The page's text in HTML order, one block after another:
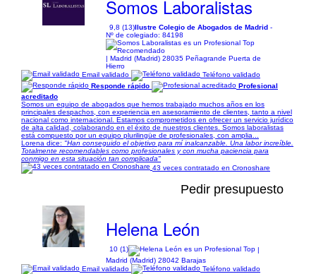
Somos Laboralistas
9,8 (13)Ilustre Colegio de Abogados de Madrid-
Nº de colegiado: 84198
| Madrid (Madrid) 28035 Peñagrande Puerta de
Hierro
Email validado
Teléfono validado
Responde rápido
Profesional
acreditado
Somos un equipo de abogados que hemos trabajado muchos años en los
principales despachos, con experiencia en asesoramiento de clientes, tanto a nivel
nacional como internacional. Estamos comprometidos en ofrecer un servicio jurídico
de alta calidad, colaborando en el éxito de nuestros clientes. Somos laboralistas
está compuesto por un equipo plurilingüe de profesionales, con amplia...
Lorena dice: "Han conseguido el objetivo para mí inalcanzable. Una labor increíble.
Totalmente recomendables como profesionales y con mucha paciencia para
conmigo en esta situación tan complicada"
43 veces contratado en Cronoshare
Pedir presupuesto
Helena León
10 (1)
|
Madrid (Madrid) 28042 Barajas
Email validado
Teléfono validado